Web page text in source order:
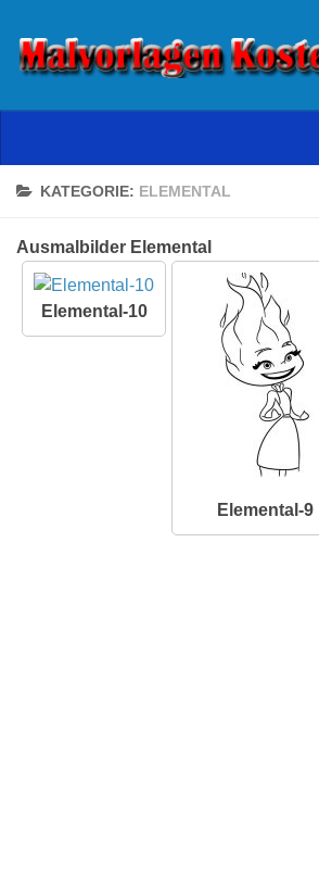
Starseite
KATEGORIE: ELEMENTAL
Ausmalbilder Elemental
Elemental-10
Elemental-9